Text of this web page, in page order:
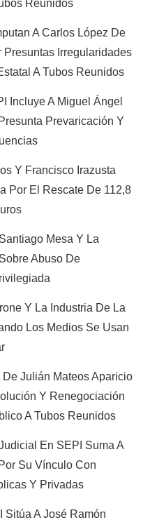
Reunidos
A Carlos López De
Presuntas Irregularidades
A Tubos Reunidos
Incluye A Miguel Ángel
Prevaricación Y
Y Francisco Irazusta
Por El Rescate De 112,8
Mesa Y La
Abuso De
Y La Industria De La
Los Medios Se Usan
De Julián Mateos Aparicio
Y Renegociación
A Tubos Reunidos
En SEPI Suma A
Su Vínculo Con
Y Privadas
Sitúa A José Ramón